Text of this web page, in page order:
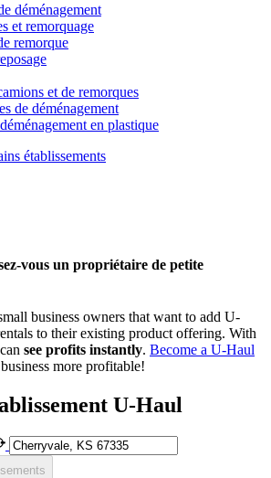
déménagement
et remorquage
remorque
et de remorques
de déménagement
en plastique
établissements
vous un propriétaire de petite
business owners that want to add U-
to their existing product offering. With
see profits instantly. Become a U-Haul
more profitable!
U-Haul